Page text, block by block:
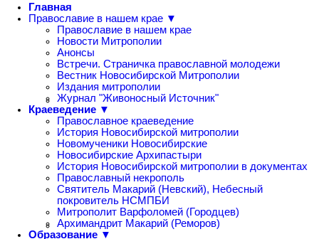
Главная
Православие в нашем крае ▼
Православие в нашем крае
Новости Митрополии
Анонсы
Встречи. Страничка православной молодежи
Вестник Новосибирской Митрополии
Издания митрополии
Журнал "Живоносный Источник"
Краеведение ▼
Православное краеведение
История Новосибирской митрополии
Новомученики Новосибирские
Новосибирские Архипастыри
История Новосибирской митрополии в документах
Православный некрополь
Святитель Макарий (Невский), Небесный
покровитель НСМПБИ
Митрополит Варфоломей (Городцев)
Архимандрит Макарий (Реморов)
Образование ▼